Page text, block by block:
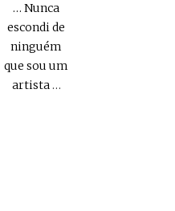
… Nunca
escondi de
ninguém
que sou um
artista…